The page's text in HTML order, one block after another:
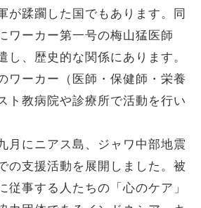
が蹂躙した国でもあります。同
ワーカー第一号の梅山猛医師
し、歴史的な関係にあります。
ワーカー（医師・保健師・栄養
ト教病院や診療所で活動を行い
月にニアス島、ジャワ中部地震
の支援活動を展開しました。被
従事する人たちの「心のケア」